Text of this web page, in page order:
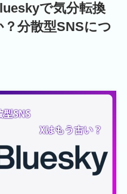
で気分転換
分散型SNSにつ